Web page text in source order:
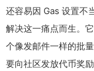
还容易因 Gas 设置不
解决这一痛点而生。
个像发邮件一样的批
要向社区发放代币奖